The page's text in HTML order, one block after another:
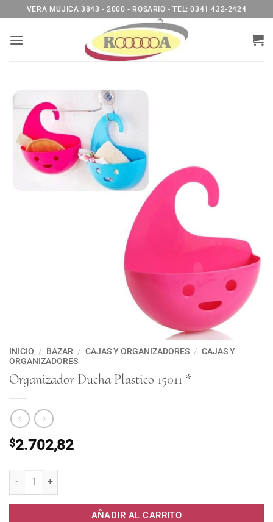
al
contenido
VERA MUJICA 3843 - 2000 - ROSARIO - TEL: 0341 432-2424
INICIO / BAZAR / CAJAS Y ORGANIZADORES / CAJAS Y
ORGANIZADORES
Organizador Ducha Plastico 15011 *
$2.702,82
AÑADIR AL CARRITO